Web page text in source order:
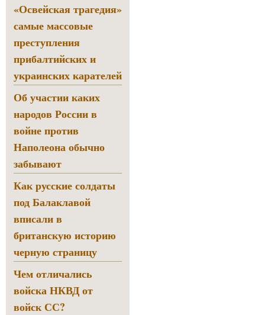
«Освейская трагедия»
самые массовые
преступления
прибалтийских и
украинских карателей
Об участии каких
народов России в
войне против
Наполеона обычно
забывают
Как русские солдаты
под Балаклавой
вписали в
британскую историю
черную страницу
Чем отличались
войска НКВД от
войск СС?